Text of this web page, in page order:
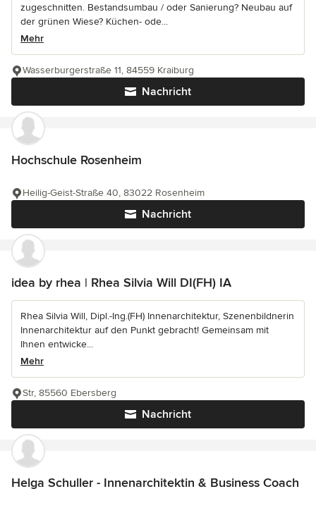
zugeschnitten. Bestandsumbau / oder Sanierung? Neubau auf
der grünen Wiese? Küchen- ode...
Mehr
Nachricht
Wasserburgerstraße 11, 84559 Kraiburg
Hochschule Rosenheim
Nachricht
Heilig-Geist-Straße 40, 83022 Rosenheim
idea by rhea | Rhea Silvia Will DI(FH) IA
Rhea Silvia Will, Dipl.-Ing.(FH) Innenarchitektur, Szenenbildnerin
Innenarchitektur auf den Punkt gebracht! Gemeinsam mit
Ihnen entwicke...
Mehr
Nachricht
Str, 85560 Ebersberg
Helga Schuller - Innenarchitektin & Business Coach